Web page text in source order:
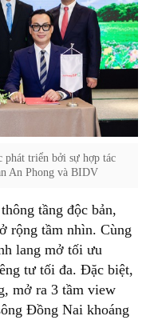
phát triển bởi sự hợp tác
An Phong và BIDV
tầng độc bản,
rộng tầm nhìn. Cùng
lang mở tối ưu
tư tối đa. Đặc biệt,
mở ra 3 tầm view
Đồng Nai khoáng